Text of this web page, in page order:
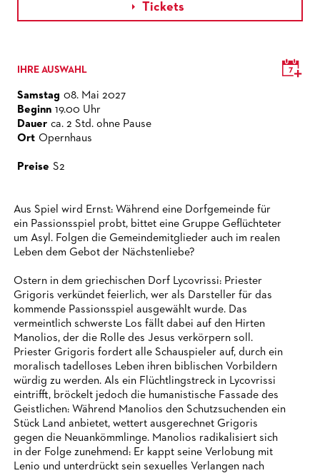
 Tickets
IHRE AUSWAHL
Samstag 08. Mai 2027
Beginn 19.00 Uhr
Dauer ca. 2 Std. ohne Pause
Ort Opernhaus
Preise S2
Aus Spiel wird Ernst: Während eine Dorfgemeinde für
ein Passionsspiel probt, bittet eine Gruppe Geflüchteter
um Asyl. Folgen die Gemeindemitglieder auch im realen
Leben dem Gebot der Nächstenliebe?
Ostern in dem griechischen Dorf Lycovrissi: Priester
Grigoris verkündet feierlich, wer als Darsteller für das
kommende Passionsspiel ausgewählt wurde. Das
vermeintlich schwerste Los fällt dabei auf den Hirten
Manolios, der die Rolle des Jesus verkörpern soll.
Priester Grigoris fordert alle Schauspieler auf, durch ein
moralisch tadelloses Leben ihren biblischen Vorbildern
würdig zu werden. Als ein Flüchtlingstreck in Lycovrissi
eintrifft, bröckelt jedoch die humanistische Fassade des
Geistlichen: Während Manolios den Schutzsuchenden ein
Stück Land anbietet, wettert ausgerechnet Grigoris
gegen die Neuankömmlinge. Manolios radikalisiert sich
in der Folge zunehmend: Er kappt seine Verlobung mit
Lenio und unterdrückt sein sexuelles Verlangen nach